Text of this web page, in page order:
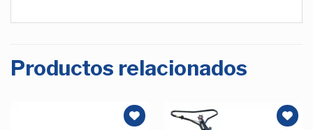
Productos relacionados